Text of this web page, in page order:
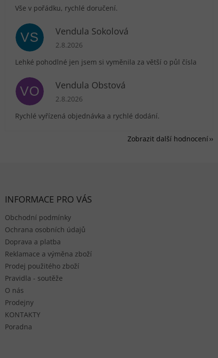
Vše v pořádku, rychlé doručení.
VS Vendula Sokolová
Hodnocení obchodu je 5 z 5 hvězdiček.
2.8.2026
Lehké pohodlné jen jsem si vyměnila za větší o půl čísla
VO Vendula Obstová
Hodnocení obchodu je 5 z 5 hvězdiček.
2.8.2026
Rychlé vyřízená objednávka a rychlé dodání.
Zobrazit další hodnocení
INFORMACE PRO VÁS
Obchodní podmínky
Ochrana osobních údajů
Doprava a platba
Reklamace a výměna zboží
Prodej použitého zboží
Pravidla - soutěže
O nás
Prodejny
KONTAKTY
Poradna